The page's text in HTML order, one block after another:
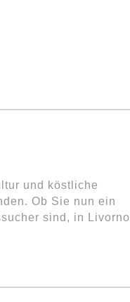
und köstliche
Ob Sie nun ein
sind, in Livorno